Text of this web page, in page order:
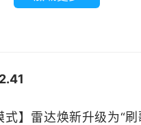
音乐就安装成功了
雷达焕新升级为“刷